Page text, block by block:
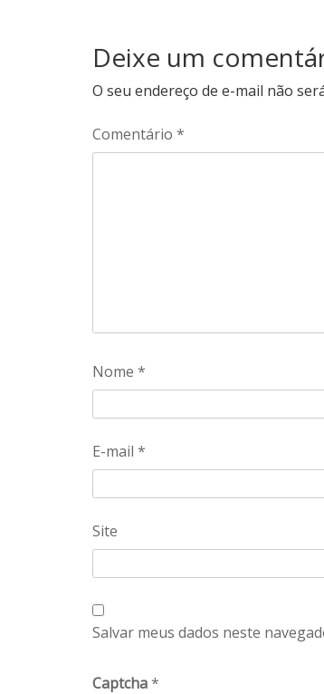
Deixe um
O seu endereço de e-mail não
Comentário *
Nome *
E-mail *
Site
Salvar meus dados neste
Captcha*